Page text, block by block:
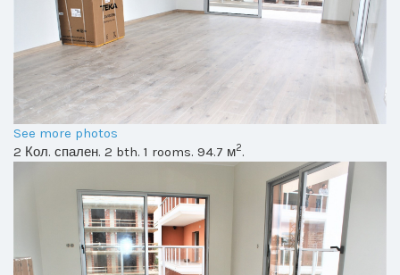
See more photos
2 Кол. спален. 2 bth. 1 rooms. 94.7 м2.